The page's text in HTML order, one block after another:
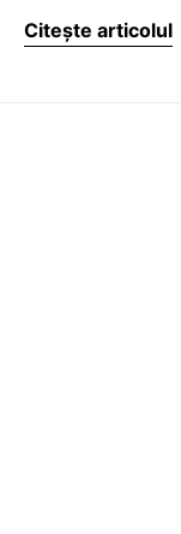
Citește articolul